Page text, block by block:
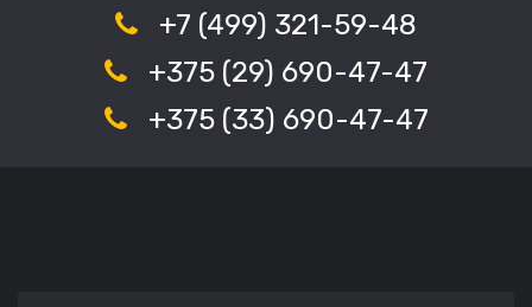
+7 (499) 321-59-48
+375 (29) 690-47-47
+375 (33) 690-47-47